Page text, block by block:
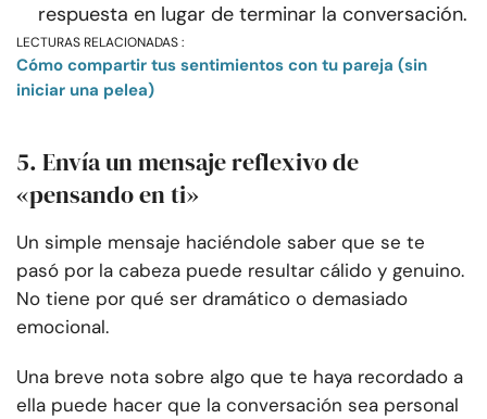
respuesta en lugar de terminar la conversación.
LECTURAS RELACIONADAS :
Cómo compartir tus sentimientos con tu pareja (sin
iniciar una pelea)
5. Envía un mensaje reflexivo de
«pensando en ti»
Un simple mensaje haciéndole saber que se te
pasó por la cabeza puede resultar cálido y genuino.
No tiene por qué ser dramático o demasiado
emocional.
Una breve nota sobre algo que te haya recordado a
ella puede hacer que la conversación sea personal